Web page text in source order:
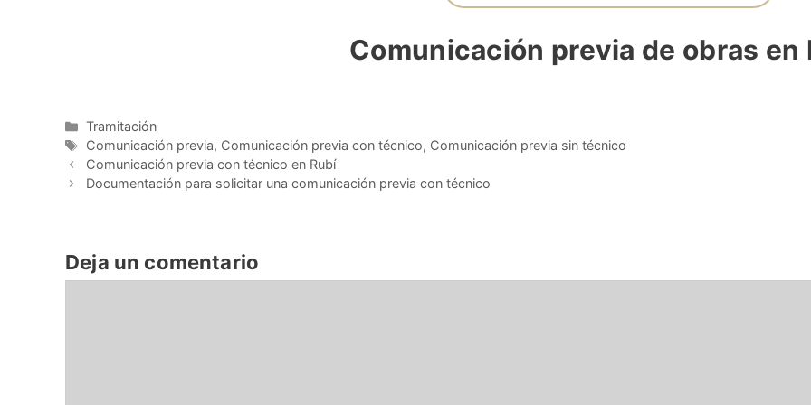
Comunicación previa de obras en
Categorías
Tramitación
Etiquetas
Comunicación previa, Comunicación previa con técnico, Comunicación previa sin técnico
Comunicación previa con técnico en Rubí
Documentación para solicitar una comunicación previa con técnico
Deja un comentario